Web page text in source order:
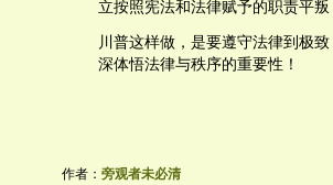
立按照宪法和法律赋予的职责平叛
川普这样做，是要遵守法律到极
深体悟法律与秩序的重要性！
作者： 旁观者未必清